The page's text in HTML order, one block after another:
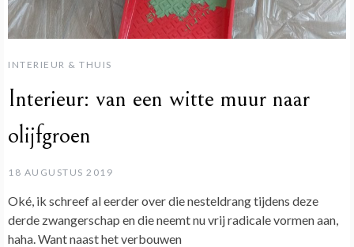
INTERIEUR & THUIS
Interieur: van een witte muur naar
olijfgroen
18 AUGUSTUS 2019
Oké, ik schreef al eerder over die nesteldrang tijdens deze
derde zwangerschap en die neemt nu vrij radicale vormen aan,
haha. Want naast het verbouwen